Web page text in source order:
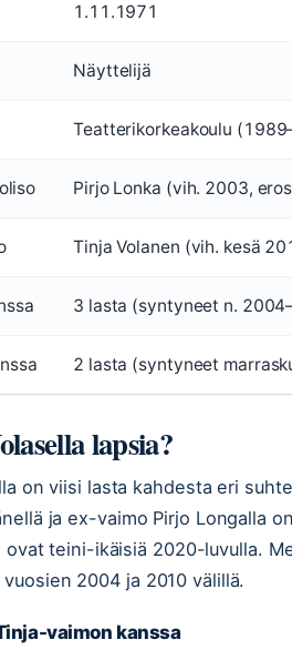
1.11.1971
Näyttelijä
Teatterikorkeakoulu
Pirjo Lonka (vih. 2003,
Tinja Volanen (vih. kesä
3 lasta (syntyneet n.
2 lasta (syntyneet
lapsia?
on viisi lasta kahdesta eri
ja ex-vaimo Pirjo Longalla
ovat teini-ikäisiä 2020-luvulla.
2004 ja 2010 välillä.
vaimon kanssa